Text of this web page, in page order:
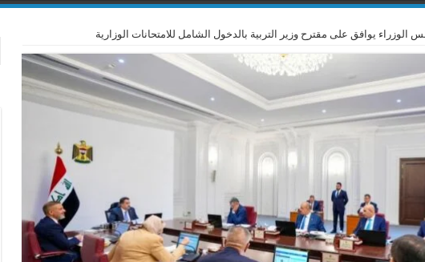
الوزراء يوافق على مقترح وزير التربية بالدخول الشامل للامتحانات الوزارية